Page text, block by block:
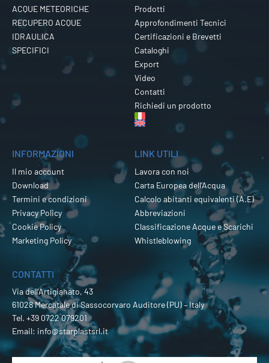
ACQUE METEORICHE
RECUPERO ACQUE
IDRAULICA
SPECIFICI
Prodotti
Approfondimenti Tecnici
Certificazioni e Brevetti
Cataloghi
Export
Video
Contatti
Richiedi un prodotto
INFORMAZIONI
Il mio account
Download
Termini e condizioni
Privacy Policy
Cookie Policy
Marketing Policy
LINK UTILI
Lavora con noi
Carta Europea dell’Acqua
Calcolo abitanti equivalenti (A.E)
Abbreviazioni
Classificazione Acque e Scarichi
Whistleblowing
CONTATTI
Via dell’Artigianato, 43
61028 Mercatale di Sassocorvaro Auditore (PU) – Italy
Tel. +39 0722 079201
Email: info@starplastsrl.it